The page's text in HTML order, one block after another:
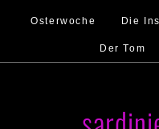
Osterwoche Die
Der Tom